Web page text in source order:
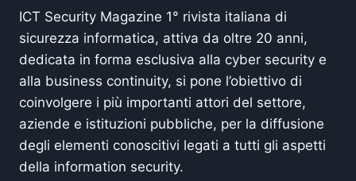
ICT Security Magazine 1° rivista italiana di
sicurezza informatica, attiva da oltre 20 anni,
dedicata in forma esclusiva alla cyber security e
alla business continuity, si pone l’obiettivo di
coinvolgere i più importanti attori del settore,
aziende e istituzioni pubbliche, per la diffusione
degli elementi conoscitivi legati a tutti gli aspetti
della information security.